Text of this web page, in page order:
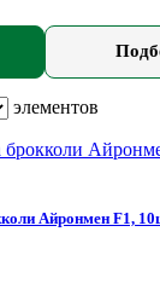
элементов
Айронмен F1,